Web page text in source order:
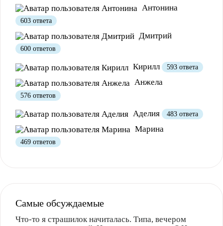
Антонина
603 ответа
Дмитрий
600 ответов
Кирилл 593 ответа
Анжела
576 ответов
Аделия 483 ответа
Марина
469 ответов
Самые обсуждаемые
Что-то я страшилок начиталась. Типа, вечером